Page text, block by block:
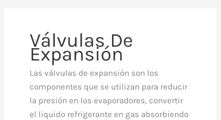
Válvulas De
Expansión
Las válvulas de expansión son los
componentes que se utilizan para reducir
la presión en los evaporadores, convertir
el liquido refrigerante en gas absorbiendo